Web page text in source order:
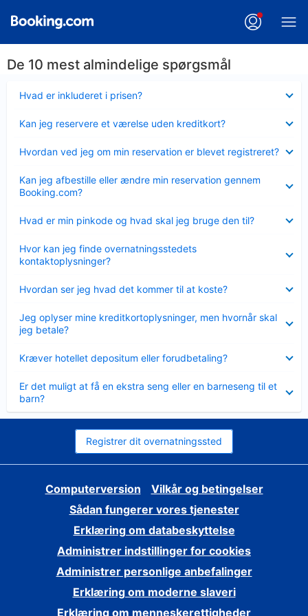
De 10 mest almindelige spørgsmål
Hvad er inkluderet i prisen?
Kan jeg reservere et værelse uden kreditkort?
Hvordan ved jeg om min reservation er blevet registreret?
Kan jeg afbestille eller ændre min reservation gennem
Booking.com?
Hvad er min pinkode og hvad skal jeg bruge den til?
Hvor kan jeg finde overnatningsstedets
kontaktoplysninger?
Hvordan ser jeg hvad det kommer til at koste?
Jeg oplyser mine kreditkortoplysninger, men hvornår skal
jeg betale?
Kræver hotellet depositum eller forudbetaling?
Er det muligt at få en ekstra seng eller en barneseng til et
barn?
Registrer dit overnatningssted
Computerversion
Vilkår og betingelser
Sådan fungerer vores tjenester
Erklæring om databeskyttelse
Administrer indstillinger for cookies
Administrer personlige anbefalinger
Erklæring om moderne slaveri
Erklæring om menneskerettigheder